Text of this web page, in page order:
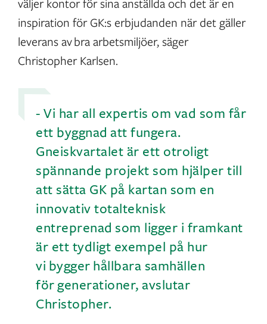
inspiration för GK:s erbjudanden när det gäller
leverans av bra arbetsmiljöer, säger
Christopher Karlsen.
- Vi har all expertis om vad som får
ett byggnad att fungera.
Gneiskvartalet är ett otroligt
spännande projekt som hjälper till
att sätta GK på kartan som en
innovativ totalteknisk
entreprenad som ligger i framkant
är ett tydligt exempel på hur
vi bygger hållbara samhällen
för generationer, avslutar
Christopher.